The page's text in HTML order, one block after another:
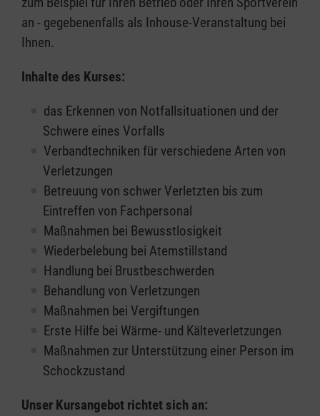
an - gegebenenfalls als Inhouse-Veranstaltung bei
Ihnen.
Inhalte des Kurses:
das Erkennen von Notfallsituationen und der
Schwere eines Vorfalls
Verbandtechniken für verschiedene Arten von
Verletzungen
Betreuung von schwer Verletzten bis zum
Eintreffen von Fachpersonal
Maßnahmen bei Bewusstlosigkeit
Wiederbelebung bei Atemstillstand
Handlung bei Brustbeschwerden
Behandlung von Verletzungen
Maßnahmen bei Vergiftungen
Erste Hilfe bei Wärme- und Kälteverletzungen
Maßnahmen zur Unterstützung einer Person im
Schockzustand
Unser Kursangebot richtet sich an: